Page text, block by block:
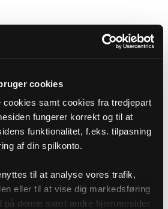
cookies
cookies samt cookies fra tredjepart
fungerer korrekt og til at
funktionalitet, f.eks. tilpasning
af din spilkonto.
til at analyse vores trafik,
eller til at vise dig markedsføring
på denne samt andre hjemmesider